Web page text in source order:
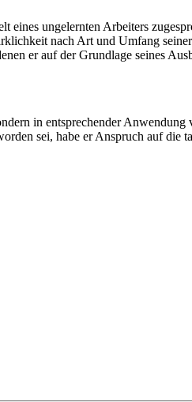
eines ungelernten Arbeiters
nach Art und Umfang
er auf der Grundlage seines
in entsprechender Anwendung
sei, habe er Anspruch auf die